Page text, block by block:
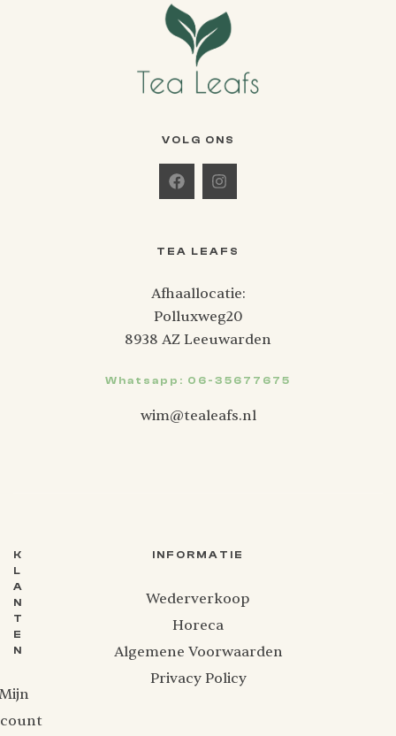
VOLG ONS
K
L
A
N
T
E
N
INFORMATIE
Wederverkoop
Horeca
Algemene Voorwaarden
Privacy Policy
TEA LEAFS
Afhaallocatie:
Polluxweg20
8938 AZ Leeuwarden
Whatsapp: 06-35677675
wim@tealeafs.nl